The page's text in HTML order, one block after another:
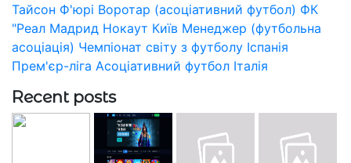
Тайсон Ф'юрі Воротар (асоціативний футбол) ФК
"Реал Мадрид Нокаут Київ Менеджер (футбольна
асоціація) Чемпіонат світу з футболу Іспанія
Прем'єр-ліга Асоціативний футбол Італія
Recent posts